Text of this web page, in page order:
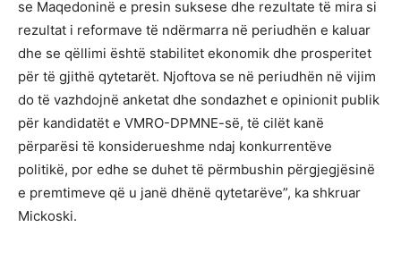
se Maqedoninë e presin suksese dhe rezultate të mira si
rezultat i reformave të ndërmarra në periudhën e kaluar
dhe se qëllimi është stabilitet ekonomik dhe prosperitet
për të gjithë qytetarët. Njoftova se në periudhën në vijim
do të vazhdojnë anketat dhe sondazhet e opinionit publik
për kandidatët e VMRO-DPMNE-së, të cilët kanë
përparësi të konsiderueshme ndaj konkurrentëve
politikë, por edhe se duhet të përmbushin përgjegjësinë
e premtimeve që u janë dhënë qytetarëve”, ka shkruar
Mickoski.